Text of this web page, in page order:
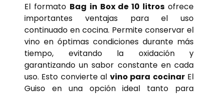
El formato Bag in Box de 10 litros ofrece
importantes ventajas para el uso
continuado en cocina. Permite conservar el
vino en óptimas condiciones durante más
tiempo, evitando la oxidación y
garantizando un sabor constante en cada
uso. Esto convierte al vino para cocinarEl
Guiso en una opción ideal tanto para